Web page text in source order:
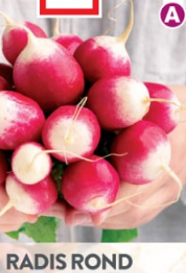
de bruyère
et exotiques
Plantes
Plantes
Plantes
Plantes
Plantes
Plantes
Plantes